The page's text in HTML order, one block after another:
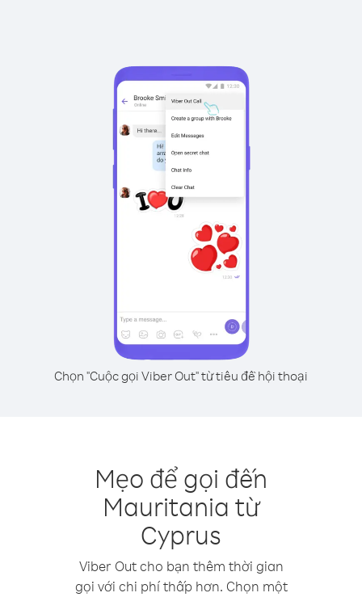
Chọn "Cuộc gọi Viber Out" từ tiêu đề hội thoại
Mẹo để gọi đến
Mauritania từ
Cyprus
Viber Out cho bạn thêm thời gian
gọi với chi phí thấp hơn. Chọn một